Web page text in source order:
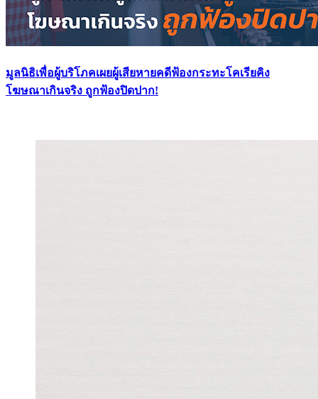
มูลนิธิเพื่อผู้บริโภคเผยผู้เสียหายคดีฟ้องกระทะโคเรียคิง
โฆษณาเกินจริง ถูกฟ้องปิดปาก!